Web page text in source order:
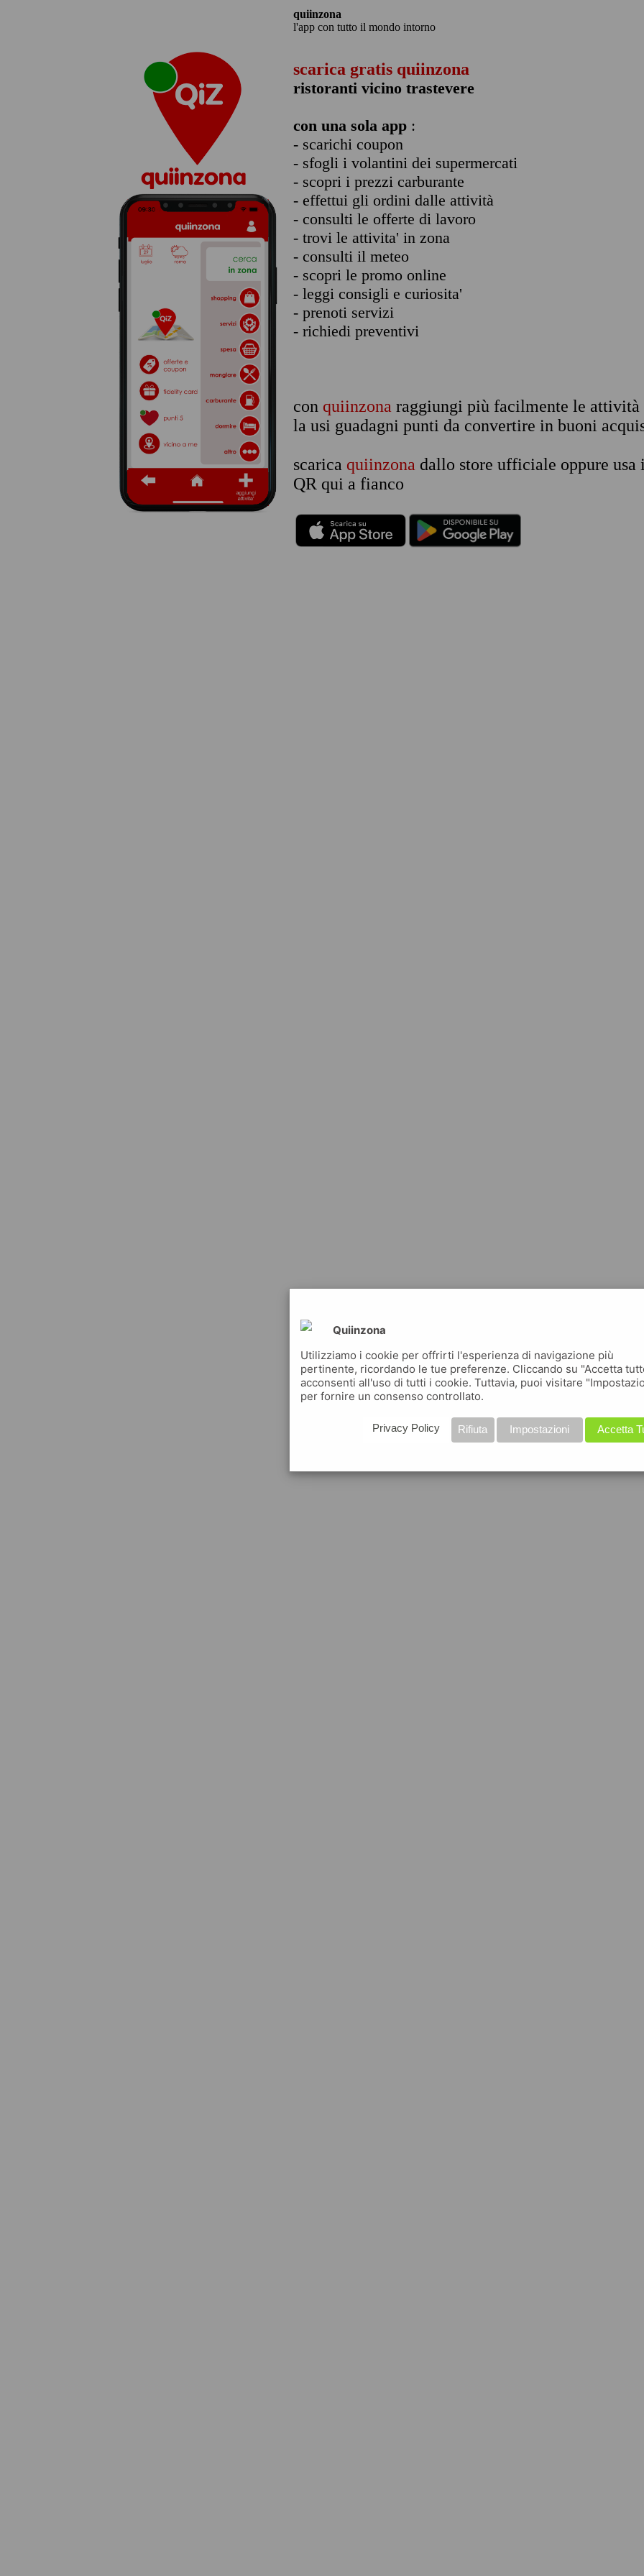
quiinzona
l'app con tutto il mondo intorno
scarica gratis quiinzona
ristoranti vicino trastevere
con una sola app :
- scarichi coupon
- sfogli i volantini dei supermercati
- scopri i prezzi carburante
- effettui gli ordini dalle attività
- consulti le offerte di lavoro
- trovi le attivita' in zona
- consulti il meteo
- scopri le promo online
- leggi consigli e curiosita'
- prenoti servizi
- richiedi preventivi
con quiinzona raggiungi più facilmente le attività
la usi guadagni punti da convertire in buoni
scarica quiinzona dallo store ufficiale oppure usa
QR qui a fianco
Quiinzona
Utilizziamo i cookie per offrirti l'esperienza di navigazione più
pertinente, ricordando le tue preferenze. Cliccando su "Accetta
acconsenti all'uso di tutti i cookie. Tuttavia, puoi visitare
per fornire un consenso controllato.
Accetta
Impostazioni
Rifiuta
Privacy Policy